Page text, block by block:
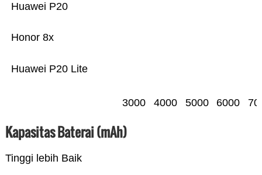
Huawei P20 Lite
Honor 8x
Huawei P20
3000 4000 5000 6000
Kapasitas Baterai (mAh)
Tinggi lebih Baik